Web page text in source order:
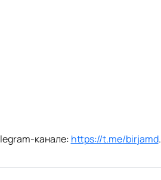
канале: https://t.me/birjamd.